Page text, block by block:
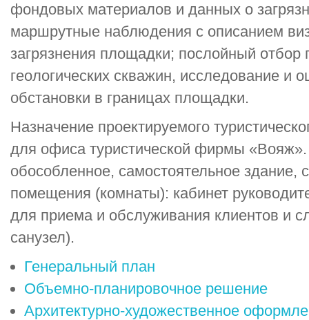
фондовых материалов и данных о
маршрутные наблюдения с описанием
загрязнения площадки; послойный отбор
геологических скважин, исследование и
обстановки в границах площадки.
Назначение проектируемого
для офиса туристической фирмы
обособленное, самостоятельное
помещения (комнаты): кабинет
для приема и обслуживания клиентов и
санузел).
Генеральный план
Объемно-планировочное решение
Архитектурно-художественное